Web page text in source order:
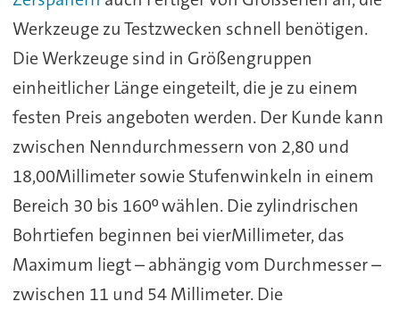
Werkzeuge zu Testzwecken schnell benötigen.
Die Werkzeuge sind in Größengruppen
einheitlicher Länge eingeteilt, die je zu einem
festen Preis angeboten werden. Der Kunde kann
zwischen Nenndurchmessern von 2,80 und
18,00Millimeter sowie Stufenwinkeln in einem
Bereich 30 bis 160º wählen. Die zylindrischen
Bohrtiefen beginnen bei vierMillimeter, das
Maximum liegt – abhängig vom Durchmesser –
zwischen 11 und 54 Millimeter. Die